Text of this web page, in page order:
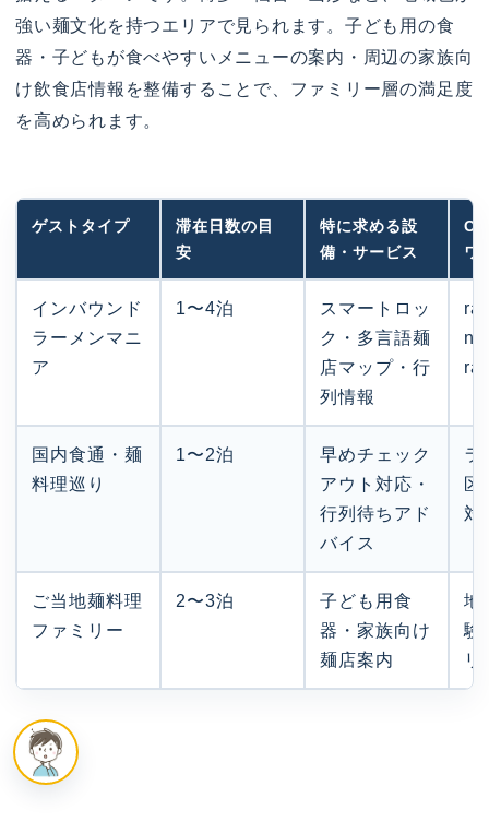
強い麺文化を持つエリアで見られます。子ども用の食
器・子どもが食べやすいメニューの案内・周辺の家族向
け飲食店情報を整備することで、ファミリー層の満足度
を高められます。
ゲストタイプ
滞在日数の目
安
特に求める設
備・サービス
ワ
インバウンド
ラーメンマニ
ア
1〜4泊
スマートロッ
ク・多言語麺
店マップ・行
列情報
国内食通・麺
料理巡り
1〜2泊
早めチェック
アウト対応・
行列待ちアド
バイス
ラ
区
対
ご当地麺料理
ファミリー
2〜3泊
子ども用食
器・家族向け
麺店案内
地
験
リ